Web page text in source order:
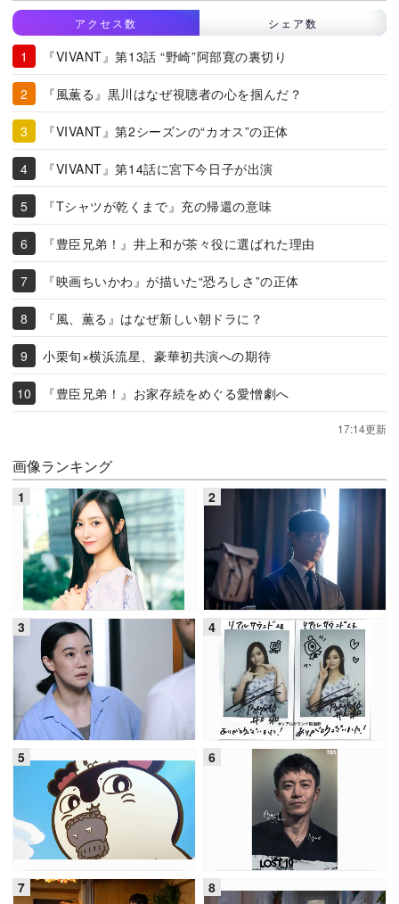
アクセス数 シェア数
『VIVANT』第13話 “野崎”阿部寛の裏切り
『風薫る』黒川はなぜ視聴者の心を掴んだ？
『VIVANT』第2シーズンの“カオス”の正体
『VIVANT』第14話に宮下今日子が出演
『Tシャツが乾くまで』充の帰還の意味
『豊臣兄弟！』井上和が茶々役に選ばれた理由
『映画ちいかわ』が描いた“恐ろしさ”の正体
『風、薫る』はなぜ新しい朝ドラに？
小栗旬×横浜流星、豪華初共演への期待
『豊臣兄弟！』お家存続をめぐる愛憎劇へ
17:14更新
画像ランキング